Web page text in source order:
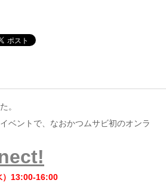
。
ベントで、なおかつムサビ初のオンラ
）13:00-16:00